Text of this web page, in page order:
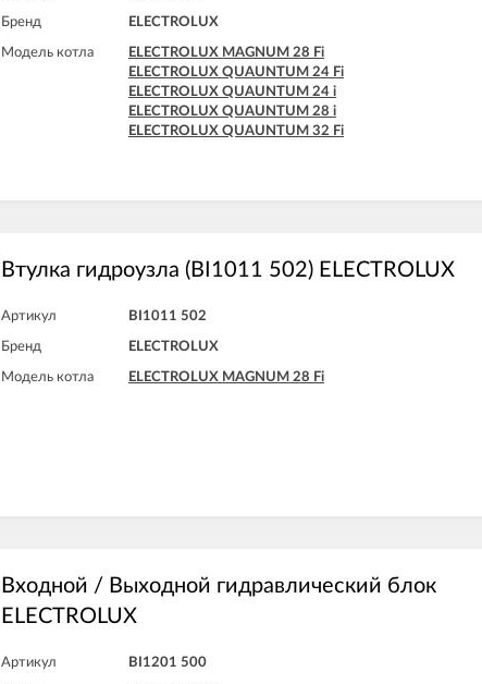
Бренд ELECTROLUX
Модель котла
ELECTROLUX MAGNUM 28 Fi
ELECTROLUX QUAUNTUM 24 Fi
ELECTROLUX QUAUNTUM 24 i
ELECTROLUX QUAUNTUM 28 i
ELECTROLUX QUAUNTUM 32 Fi
Втулка гидроузла (BI1011 502) ELECTROLUX
Артикул BI1011 502
Бренд ELECTROLUX
Модель котла ELECTROLUX MAGNUM 28 Fi
Входной / Выходной гидравлический блок
ELECTROLUX
Артикул BI1201 500